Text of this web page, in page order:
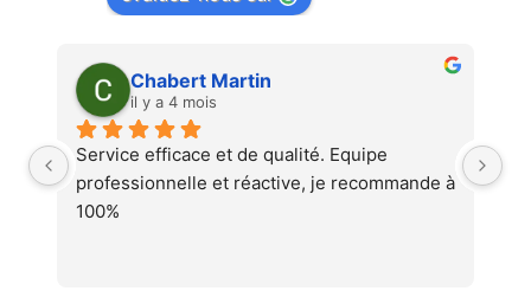
Martin Faliu
il y a 4 mois
Service au top, devis ultra rapide et
cohérent, équipes professionnelles et
soignéesJe recommande !